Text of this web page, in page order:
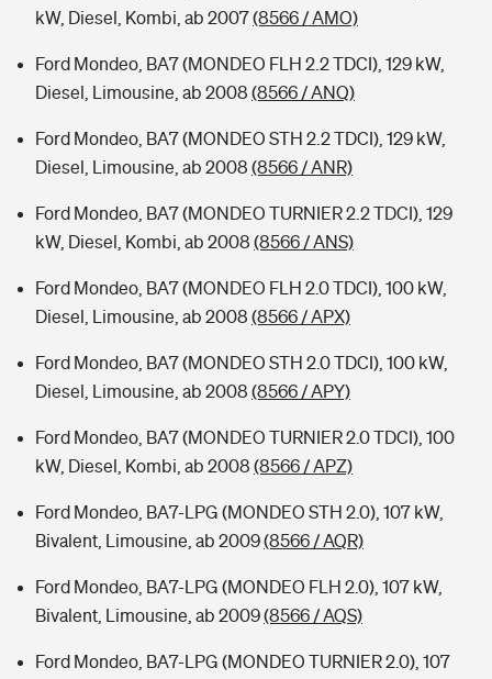
kW, Diesel, Kombi, ab 2007(8566 / AMO)
Ford Mondeo, BA7 (MONDEO FLH 2.2 TDCI), 129 kW,
Diesel, Limousine, ab 2008 (8566 / ANQ)
Ford Mondeo, BA7 (MONDEO STH 2.2 TDCI), 129 kW,
Diesel, Limousine, ab 2008 (8566 / ANR)
Ford Mondeo, BA7 (MONDEO TURNIER 2.2 TDCI), 129
kW, Diesel, Kombi, ab 2008 (8566 / ANS)
Ford Mondeo, BA7 (MONDEO FLH 2.0 TDCI), 100 kW,
Diesel, Limousine, ab 2008 (8566 / APX)
Ford Mondeo, BA7 (MONDEO STH 2.0 TDCI), 100 kW,
Diesel, Limousine, ab 2008 (8566 / APY)
Ford Mondeo, BA7 (MONDEO TURNIER 2.0 TDCI), 100
kW, Diesel, Kombi, ab 2008 (8566 / APZ)
Ford Mondeo, BA7-LPG (MONDEO STH 2.0), 107 kW,
Bivalent, Limousine, ab 2009(8566 / AQR)
Ford Mondeo, BA7-LPG (MONDEO FLH 2.0), 107 kW,
Bivalent, Limousine, ab 2009(8566 / AQS)
Ford Mondeo, BA7-LPG (MONDEO TURNIER 2.0), 107